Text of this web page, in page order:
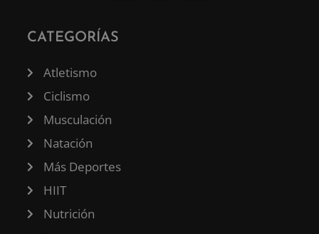
CATEGORÍAS
Atletismo
Ciclismo
Musculación
Natación
Más Deportes
HIIT
Nutrición